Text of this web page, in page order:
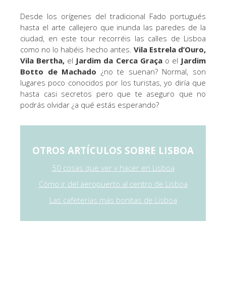
Desde los orígenes del tradicional Fado portugués
hasta el arte callejero que inunda las paredes de la
ciudad, en este tour recorréis las calles de Lisboa
como no lo habéis hecho antes. Vila Estrela d’Ouro,
Vila Bertha, el Jardim da Cerca Graçao el Jardim
Botto de Machado ¿no te suenan? Normal, son
lugares poco conocidos por los turistas, yo diría que
hasta casi secretos pero que te aseguro que no
podrás olvidar ¿a qué estás esperando?
OTROS ARTÍCULOS SOBRE LISBOA
50 cosas que ver y hacer en Lisboa
Cómo ir del aeropuerto al centro de Lisboa
Las cafeterías más bonitas de Lisboa